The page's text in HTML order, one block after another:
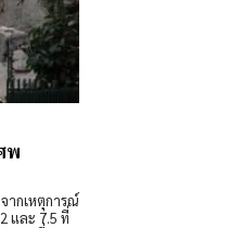
พ
ากเหตุการณ์
และ 7.5 ที่